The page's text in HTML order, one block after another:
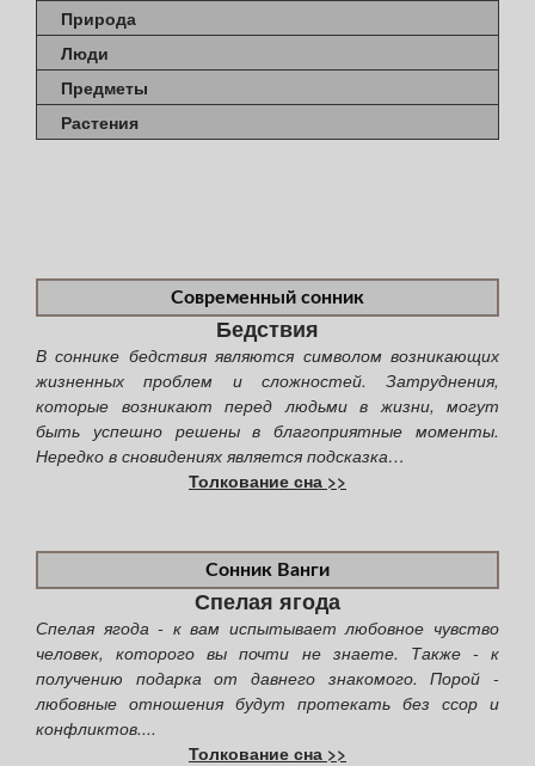
Природа
Люди
Предметы
Растения
Современный сонник
Бедствия
В соннике бедствия являются символом возникающих
жизненных проблем и сложностей. Затруднения,
которые возникают перед людьми в жизни, могут
быть успешно решены в благоприятные моменты.
Нередко в сновидениях является подсказка…
Толкование сна >>
Сонник Ванги
Спелая ягода
Спелая ягода - к вам испытывает любовное чувство
человек, которого вы почти не знаете. Также - к
получению подарка от давнего знакомого. Порой -
любовные отношения будут протекать без ссор и
конфликтов....
Толкование сна >>